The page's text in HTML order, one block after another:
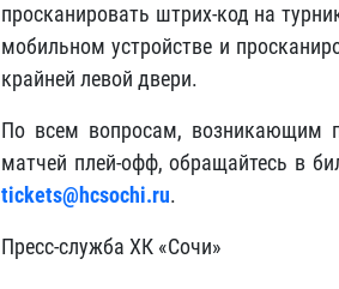
просканировать штрих-код на
мобильном устройстве и
крайней левой двери.
По всем вопросам, возникающим
матчей плей-офф, обращайтесь в
tickets@hcsochi.ru.
Пресс-служба ХК «Сочи»